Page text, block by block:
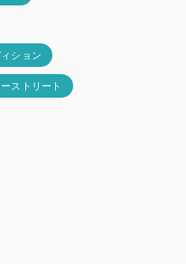
ション
ストリート